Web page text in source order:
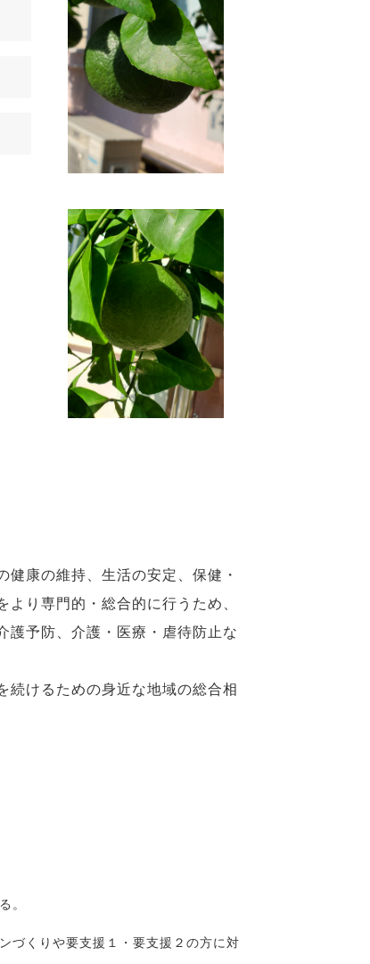
康の維持、生活の安定、保健・
り専門的・総合的に行うため、
護予防、介護・医療・虐待防止な
続けるための身近な地域の総合相
。
づくりや要支援１・要支援２の方に対